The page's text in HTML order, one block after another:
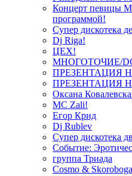
Концерт певицы
программой!
Супер дискотека
Dj Riga!
ЦЕХ!
МНОГОТОЧИЕ/
ПРЕЗЕНТАЦИЯ
ПРЕЗЕНТАЦИЯ
Оксана
MC Zali!
Егор Крид
Dj Rublev
Супер дискотека
Событие:
группа Триада
Cosmo &